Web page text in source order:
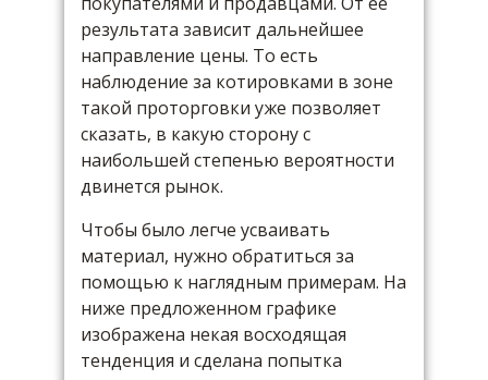
результата зависит дальнейшее
направление цены. То есть
наблюдение за котировками в зоне
такой проторговки уже позволяет
сказать, в какую сторону с
наибольшей степенью вероятности
двинется рынок.
Чтобы было легче усваивать
материал, нужно обратиться за
помощью к наглядным примерам. На
ниже предложенном графике
изображена некая восходящая
тенденция и сделана попытка